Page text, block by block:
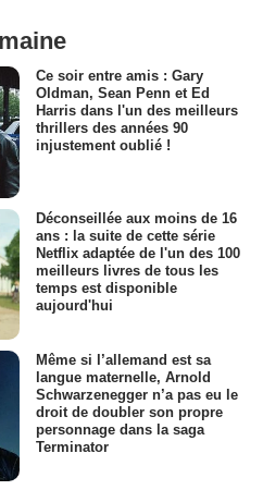
Ce soir entre amis : Gary
Oldman, Sean Penn et Ed
Harris dans l'un des meilleurs
thrillers des années 90
injustement oublié !
Déconseillée aux moins de 16
ans : la suite de cette série
Netflix adaptée de l'un des 100
meilleurs livres de tous les
temps est disponible
aujourd'hui
Même si l’allemand est sa
langue maternelle, Arnold
Schwarzenegger n’a pas eu le
droit de doubler son propre
personnage dans la saga
Terminator